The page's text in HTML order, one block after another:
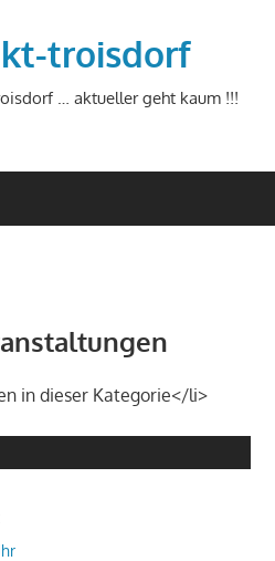
troisdorf
… aktueller geht kaum !!!
in dieser Kategorie</li>